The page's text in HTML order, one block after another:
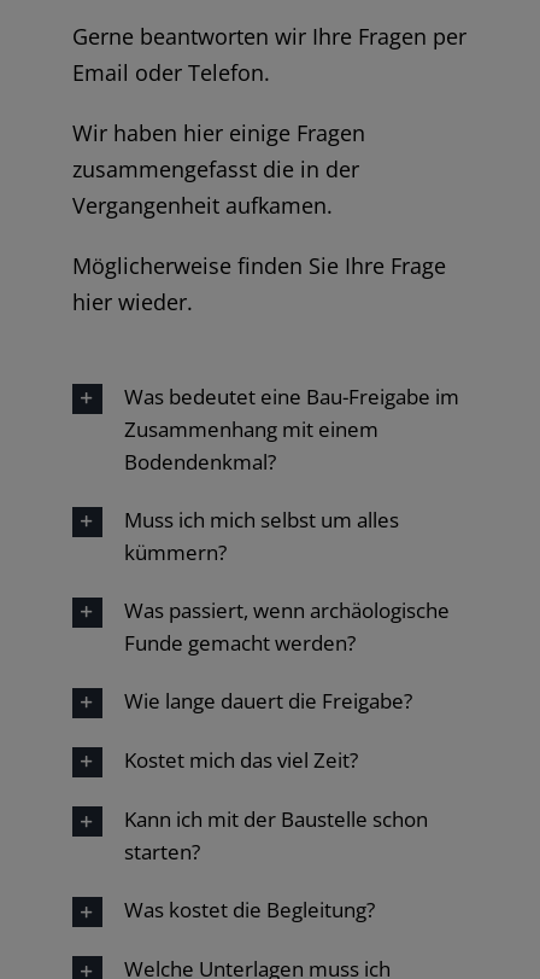
Gerne beantworten wir Ihre Fragen per
Email oder Telefon.
Wir haben hier einige Fragen
zusammengefasst die in der
Vergangenheit aufkamen.
Möglicherweise finden Sie Ihre Frage
hier wieder.
Was bedeutet eine Bau-Freigabe im
Zusammenhang mit einem
Bodendenkmal?
Muss ich mich selbst um alles
kümmern?
Was passiert, wenn archäologische
Funde gemacht werden?
Wie lange dauert die Freigabe?
Kostet mich das viel Zeit?
Kann ich mit der Baustelle schon
starten?
Was kostet die Begleitung?
Welche Unterlagen muss ich